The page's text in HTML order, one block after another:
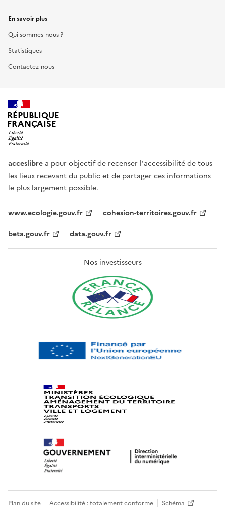
En savoir plus
Qui sommes-nous ?
Statistiques
Contactez-nous
RÉPUBLIQUE
FRANÇAISE
acceslibre a pour objectif de recenser l'accessibilité de tous
les lieux recevant du public et de partager ces informations
le plus largement possible.
www.ecologie.gouv.fr
cohesion-territoires.gouv.fr
beta.gouv.fr
data.gouv.fr
Nos investisseurs
Plan du site Accessibilité : totalement conforme Schéma